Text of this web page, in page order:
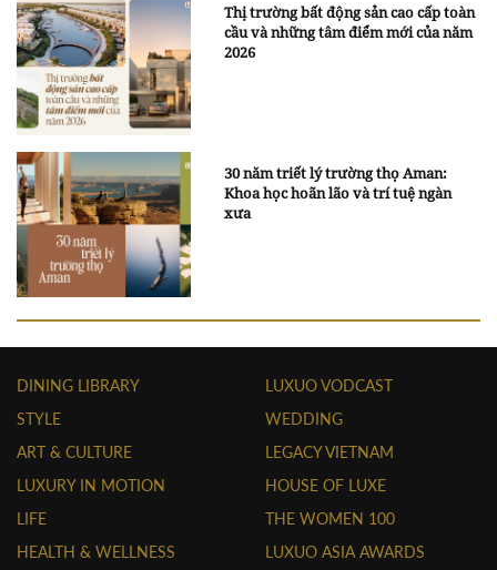
Thị trường bất động sản cao cấp toàn
cầu và những tâm điểm mới của năm
2026
30 năm triết lý trường thọ Aman:
Khoa học hoãn lão và trí tuệ ngàn
xưa
DINING LIBRARY
STYLE
ART & CULTURE
LUXURY IN MOTION
LIFE
HEALTH & WELLNESS
LUXUO VODCAST
WEDDING
LEGACY VIETNAM
HOUSE OF LUXE
THE WOMEN 100
LUXUO ASIA AWARDS